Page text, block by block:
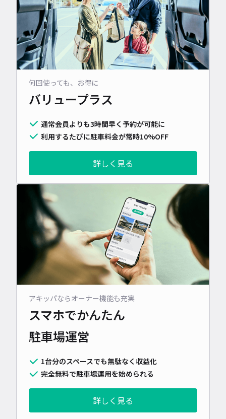
何回使っても、お得に
バリュープラス
通常会員よりも3時間早く予約が可能に
利用するたびに駐車料金が常時10%OFF
詳しく見る
アキッパならオーナー機能も充実
スマホでかんたん
駐車場運営
1台分のスペースでも無駄なく収益化
完全無料で駐車場運用を始められる
詳しく見る